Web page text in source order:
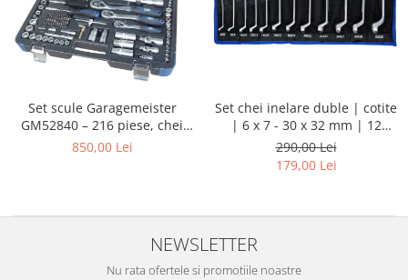
Set scule Garagemeister
GM52840 – 216 piese, chei
tubulare 1/4”, 3/8”, 1/2”, biți,
850,00 Lei
Set chei inelare duble | cotite
| 6 x 7 - 30 x 32 mm | 12
piese
290,00 Lei
179,00 Lei
NEWSLETTER
Nu rata ofertele si promotiile noastre